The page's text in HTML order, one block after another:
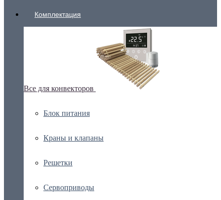
Комплектация
Все для конвекторов
Блок питания
Краны и клапаны
Решетки
Сервоприводы